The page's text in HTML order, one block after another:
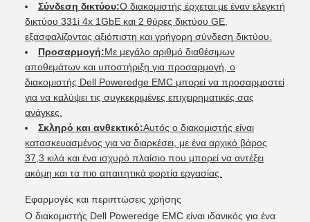
Σύνδεση δικτύου:Ο διακομιστής έρχεται με έναν ελεγκτή
δικτύου 331i 4x 1GbE και 2 θύρες δικτύου GE,
εξασφαλίζοντας αξιόπιστη και γρήγορη σύνδεση δικτύου.
Προσαρμογή:Με μεγάλο αριθμό διαθέσιμων
αποθεμάτων και υποστήριξη για προσαρμογή, ο
διακομιστής Dell Poweredge EMC μπορεί να προσαρμοστεί
για να καλύψει τις συγκεκριμένες επιχειρηματικές σας
ανάγκες.
Σκληρό και ανθεκτικό:Αυτός ο διακομιστής είναι
κατασκευασμένος για να διαρκέσει, με ένα αρχικό βάρος
37,3 κιλά και ένα ισχυρό πλαίσιο που μπορεί να αντέξει
ακόμη και τα πιο απαιτητικά φορτία εργασίας.
Εφαρμογές και περιπτώσεις χρήσης
Ο διακομιστής Dell Poweredge EMC είναι ιδανικός για ένα